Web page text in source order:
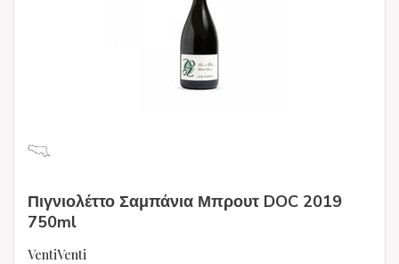
Πιγνιολέττο Σαμπάνια Μπρουτ DOC 2019
750ml
VentiVenti